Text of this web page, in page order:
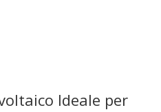
Ideale per